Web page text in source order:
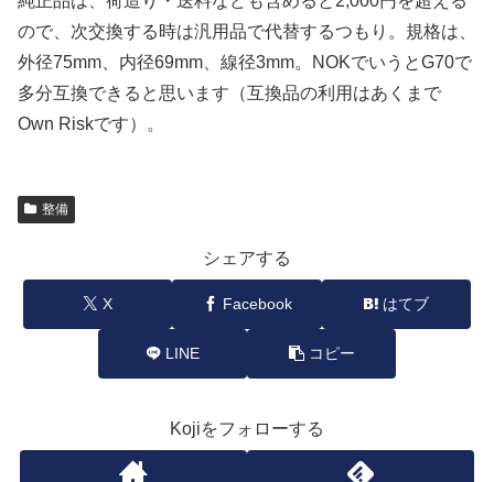
ので、次交換する時は汎用品で代替するつもり。規格は、
外径75mm、内径69mm、線径3mm。NOKでいうとG70で
多分互換できると思います（互換品の利用はあくまで
Own Riskです）。
整備
シェアする
X Facebook はてブ
LINE コピー
Kojiをフォローする